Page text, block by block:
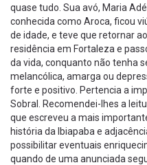
quase tudo. Sua avó, Maria
conhecida como Aroca, ficou
de idade, e teve que retornar
residência em Fortaleza e
da vida, conquanto não tenha
melancólica, amarga ou
forte e positivo. Pertencia a
Sobral. Recomendei-lhes a
que escreveu a mais
história da Ibiapaba e
possibilitar eventuais
quando de uma anunciada